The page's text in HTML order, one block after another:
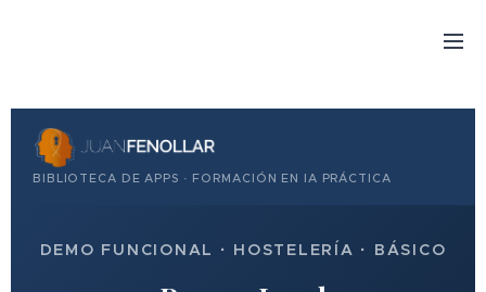
BIBLIOTECA DE APPS · FORMACIÓN EN IA PRÁCTICA
DEMO FUNCIONAL · HOSTELERÍA · BÁSICO